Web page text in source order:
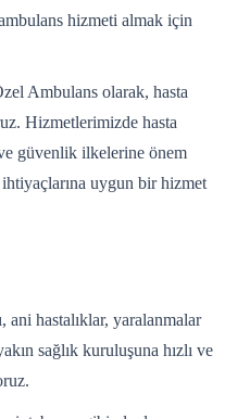
hizmeti almak için
Ambulans olarak, hasta
Hizmetlerimizde hasta
güvenlik ilkelerine önem
uygun bir hizmet
ani hastalıklar, yaralanmalar
sağlık kuruluşuna hızlı ve